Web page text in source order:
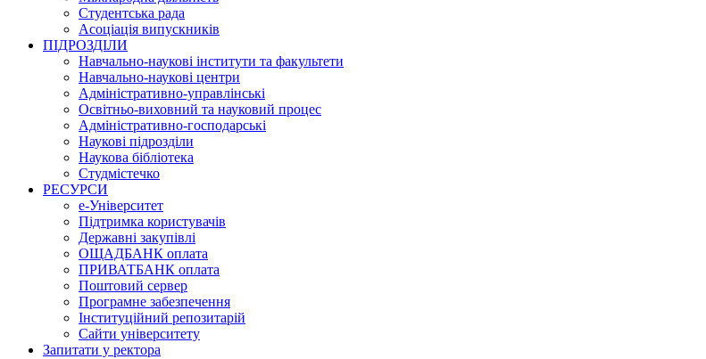
Студентська рада
Асоціація випускників
ПІДРОЗДІЛИ
Навчально-наукові інститути та факультети
Навчально-наукові центри
Адміністративно-управлінські
Освітньо-виховний та науковий процес
Адміністративно-господарські
Наукові підрозділи
Наукова бібліотека
Студмістечко
РЕСУРСИ
е-Університет
Підтримка користувачів
Державні закупівлі
ОЩАДБАНК оплата
ПРИВАТБАНК оплата
Поштовий сервер
Програмне забезпечення
Інституційний репозитарій
Сайти університету
Запитати у ректора